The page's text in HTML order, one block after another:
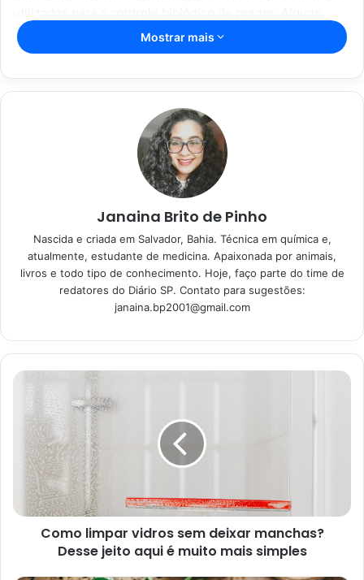
agrotóxicos, por exemplo, não só influenciam na qualidade
dos alimentos, mas também no sabor. Porém, é super
possível lidar com os visitantes indesejados de forma
caseira e natural. Foi pensando nisso que resolvemos
trazer algumas dicas de comocombater as pragas
produtos naturais. Ficou interessado? Confira tudo o que
você precisa saber no texto abaixo.
Truques infalíveis: desentupir vaso
nunca foi tão fácil com essas soluções
caseiras
13/06/2023
Beleza feita em casa: aprenda as
melhores receitas caseiras para uma
Mostrar mais
Janaina Brito de Pinho
Nascida e criada em Salvador, Bahia. Técnica em química e,
atualmente, estudante de medicina. Apaixonada por animais,
livros e todo tipo de conhecimento. Hoje, faço parte do time de
redatores do Diário SP. Contato para sugestões:
janaina.bp2001@gmail.com
Como limpar vidros sem deixar manchas?
Desse jeito aqui é muito mais simples